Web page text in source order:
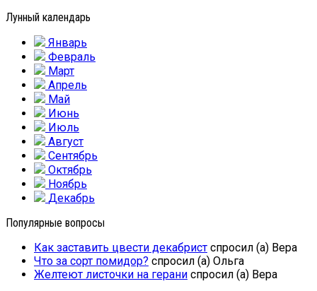
Лунный календарь
Январь
Февраль
Март
Апрель
Май
Июнь
Июль
Август
Сентябрь
Октябрь
Ноябрь
Декабрь
Популярные вопросы
Как заставить цвести декабрист спросил (а) Вера
Что за сорт помидор? спросил (а) Ольга
Желтеют листочки на герани спросил (а) Вера